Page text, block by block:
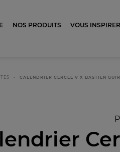
du chocolat
NOS PRODUITS VOUS INSPIRER
CALENDRIER CERCLE V X BASTIEN